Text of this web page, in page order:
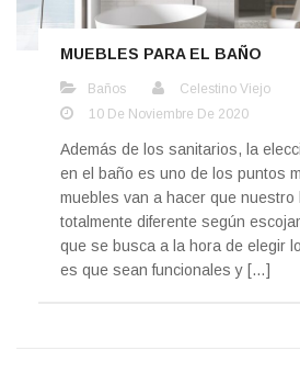
MUEBLES PARA EL BAÑO
Baños
Celestino Viejo
10 De Noviembre De 2020
Además de los sanitarios, la
en el baño es uno de los puntos
muebles van a hacer que
totalmente diferente según
que se busca a la hora de elegir
es que sean funcionales y […]